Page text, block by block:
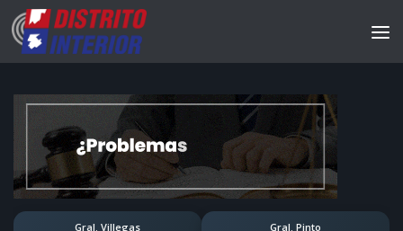
Gral. Villegas Gral. Pinto